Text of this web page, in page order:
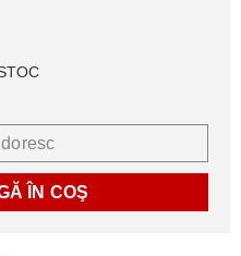
doresc